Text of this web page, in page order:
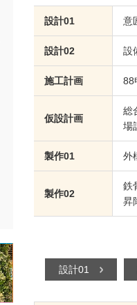
設計01 意
設計02 設
施工計画 88
仮設計画
総
場
製作01 外
製作02
鉄
昇
設計01